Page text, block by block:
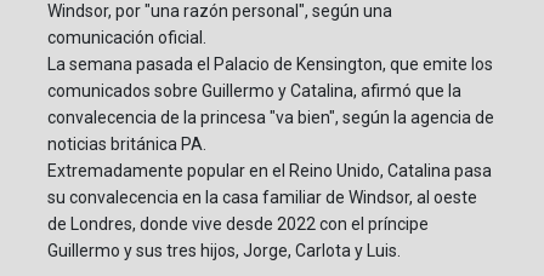
Windsor, por "una razón personal", según una
comunicación oficial.
La semana pasada el Palacio de Kensington, que emite los
comunicados sobre Guillermo y Catalina, afirmó que la
convalecencia de la princesa "va bien", según la agencia de
noticias británica PA.
Extremadamente popular en el Reino Unido, Catalina pasa
su convalecencia en la casa familiar de Windsor, al oeste
de Londres, donde vive desde 2022 con el príncipe
Guillermo y sus tres hijos, Jorge, Carlota y Luis.